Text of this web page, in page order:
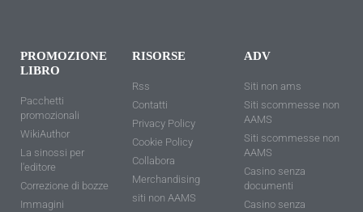
PROMOZIONE
LIBRO
Pacchetti
promozionali
WikiAuthor
La sinossi per
l'editore
Correzione di bozze
Immagini
RISORSE
Rss
Contatti
Privacy Policy
Cookie Policy
Collabora
Merchandising
siti non AAMS
ADV
Siti non ams
Siti scommesse non
AAMS
Siti scommesse non
AAMS
Casino senza
documenti
Casino senza